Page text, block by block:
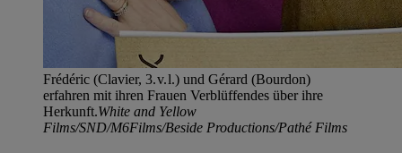
Frédéric (Clavier, 3. v. l.) und Gérard (Bourdon)
erfahren mit ihren Frauen Verblüffendes über ihre
Herkunft.White and Yellow
Films/SND/M6Films/Beside Productions/Pathé Films